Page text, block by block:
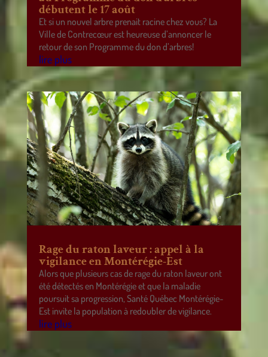
débutent le 17 août
Et si un nouvel arbre prenait racine chez vous? La
Ville de Contrecœur est heureuse d’annoncer le
retour de son Programme du don d’arbres!
lire plus
Rage du raton laveur : appel à la
vigilance en Montérégie-Est
Alors que plusieurs cas de rage du raton laveur ont
été détectés en Montérégie et que la maladie
poursuit sa progression, Santé Québec Montérégie-
Est invite la population à redoubler de vigilance.
lire plus